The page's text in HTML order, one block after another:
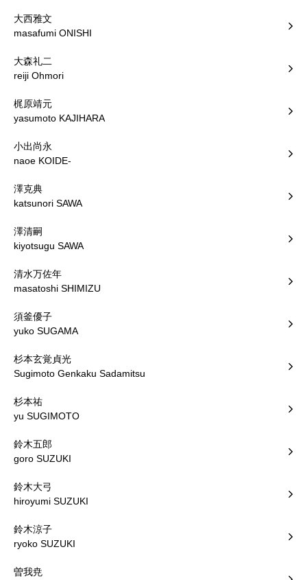
大西雅文
masafumi ONISHI
大森礼二
reiji Ohmori
梶原靖元
yasumoto KAJIHARA
小出尚永
naoe KOIDE-
澤克典
katsunori SAWA
澤清嗣
kiyotsugu SAWA
清水万佐年
masatoshi SHIMIZU
須釜優子
yuko SUGAMA
杉本玄覚貞光
Sugimoto Genkaku Sadamitsu
杉本祐
yu SUGIMOTO
鈴木五郎
goro SUZUKI
鈴木大弓
hiroyumi SUZUKI
鈴木涼子
ryoko SUZUKI
曽我尭